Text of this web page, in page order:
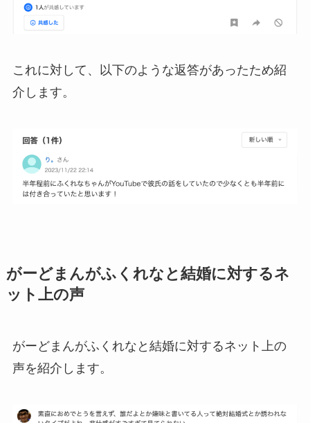
これに対して、以下のような返答があったため紹
介します。
がーどまんがふくれなと結婚に対するネ
ット上の声
がーどまんがふくれなと結婚に対するネット上の
声を紹介します。